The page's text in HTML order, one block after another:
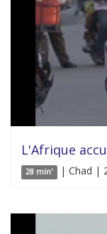
L'Afrique
28 min' | Chad |